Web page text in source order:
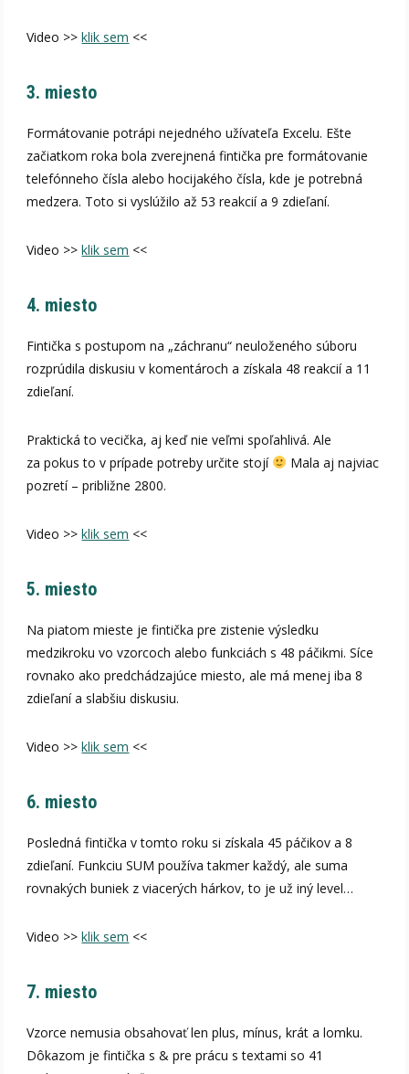
Video >>klik sem <<
3. miesto
Formátovanie potrápi nejedného užívateľa Excelu. Ešte
začiatkom roka bola zverejnená fintička pre formátovanie
telefónneho čísla alebo hocijakého čísla, kde je potrebná
medzera. Toto si vyslúžilo až 53 reakcií a 9 zdieľaní.
Video >>klik sem <<
4. miesto
Fintička s postupom na „záchranu“ neuloženého súboru
rozprúdila diskusiu v komentároch a získala 48 reakcií a 11
zdieľaní.
Praktická to vecička, aj keď nie veľmi spoľahlivá. Ale
za pokus to v prípade potreby určite stojí
Mala aj najviac
pozretí – približne 2800.
Video >>klik sem <<
5. miesto
Na piatom mieste je fintička pre zistenie výsledku
medzikroku vo vzorcoch alebo funkciách s 48 páčikmi. Síce
rovnako ako predchádzajúce miesto, ale má menej iba 8
zdieľaní a slabšiu diskusiu.
Video >>klik sem <<
6. miesto
Posledná fintička v tomto roku si získala 45 páčikov a 8
zdieľaní. Funkciu SUM používa takmer každý, ale suma
rovnakých buniek z viacerých hárkov, to je už iný level…
Video >>klik sem <<
7. miesto
Vzorce nemusia obsahovať len plus, mínus, krát a lomku.
Dôkazom je fintička s & pre prácu s textami so 41